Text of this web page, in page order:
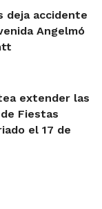
deja accidente
Angelmó
extender las
Fiestas
el 17 de